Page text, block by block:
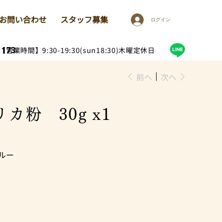
営業時間】9:30-19:30(sun18:30)木曜定休日
問い合わせ スタッフ募集 ログイン
前へ 次へ
カ粉 30g x1
ー